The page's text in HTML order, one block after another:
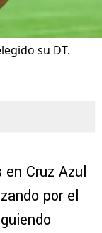
su DT.
Cruz Azul
por el